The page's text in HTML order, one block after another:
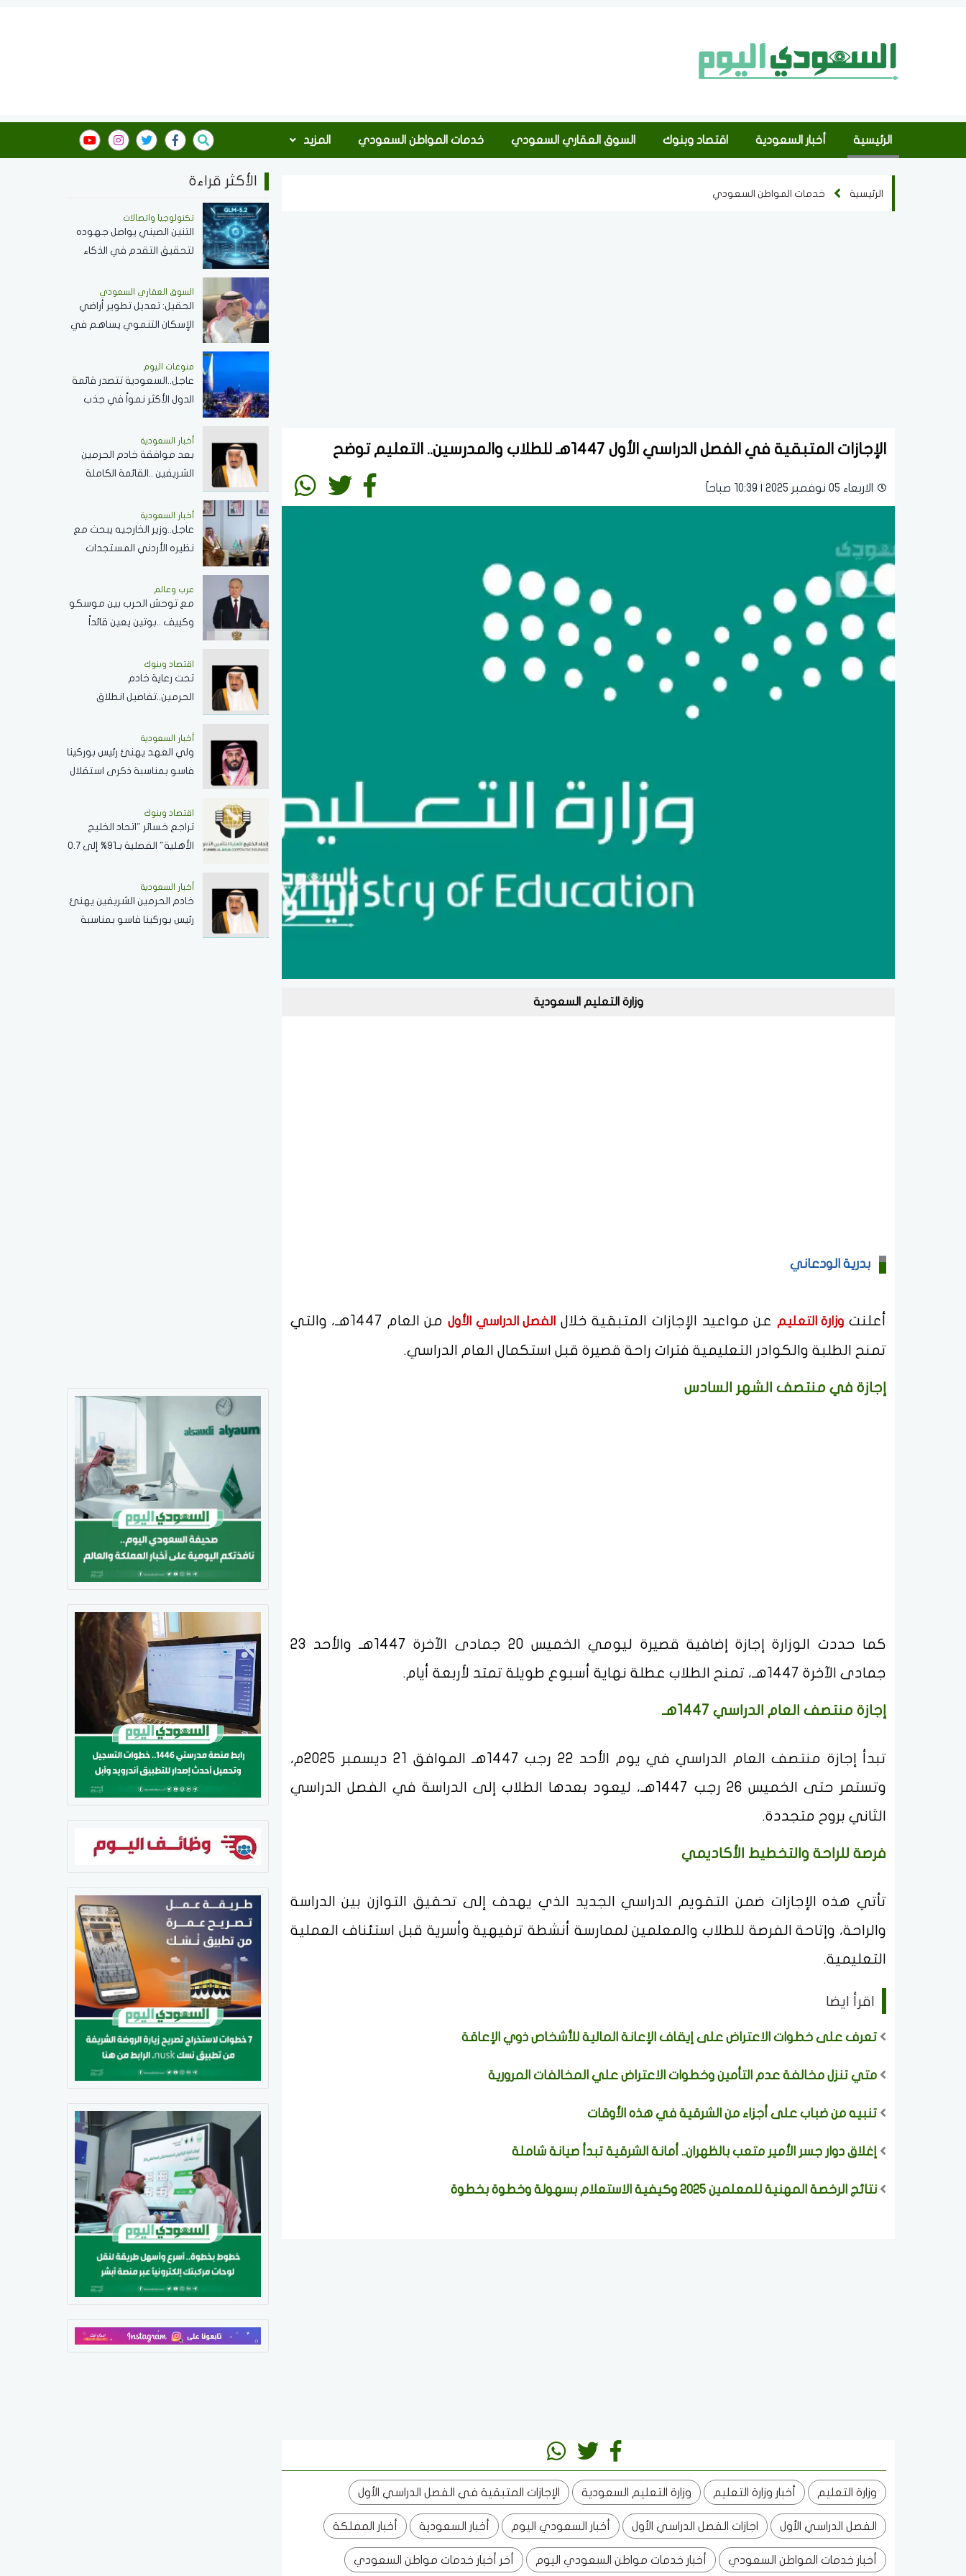
الرئيسية أخبار السعودية اقتصاد وبنوك السوق العقاري السعودي خدمات المواطن السعودي المزيد
الرئيسية خدمات المواطن السعودي
الإجازات المتبقية في الفصل الدراسي الأول 1447هـ للطلاب والمدرسين.. التعليم توضح
الاربعاء 05 نوفمبر 2025 | 10:39 صباحاً
وزارة التعليم السعودية
بدرية الودعاني
أعلنت وزارة التعليم عن مواعيد الإجازات المتبقية خلال الفصل الدراسي الأول
من العام 1447هـ، والتي
تمنح الطلبة والكوادر التعليمية فترات راحة قصيرة قبل استكمال العام الدراسي.
إجازة في منتصف الشهر السادس
كما حددت الوزارة إجازة إضافية قصيرة ليومي الخميس 20 جمادى الآخرة 1447هـ والأحد 23
جمادى الآخرة 1447هـ، تمنح الطلاب عطلة نهاية أسبوع طويلة تمتد لأربعة أيام.
إجازة منتصف العام الدراسي 1447هـ
تبدأ إجازة منتصف العام الدراسي في يوم الأحد 22 رجب 1447هـ الموافق 21 ديسمبر 2025م،
وتستمر حتى الخميس 26 رجب 1447هـ، ليعود بعدها الطلاب إلى الدراسة في الفصل الدراسي
الثاني بروح متجددة.
فرصة للراحة والتخطيط الأكاديمي
تأتي هذه الإجازات ضمن التقويم الدراسي الجديد الذي يهدف إلى تحقيق التوازن بين الدراسة
والراحة، وإتاحة الفرصة للطلاب والمعلمين لممارسة أنشطة ترفيهية وأسرية قبل استئناف العملية
التعليمية.
اقرأ ايضا
تعرف على خطوات الاعتراض على إيقاف الإعانة المالية للأشخاص ذوي الإعاقة
متي تنزل مخالفة عدم التأمين وخطوات الاعتراض علي المخالفات المرورية
تنبيه من ضباب على أجزاء من الشرقية في هذه الأوقات
إغلاق دوار جسر الأمير متعب بالظهران.. أمانة الشرقية تبدأ صيانة شاملة
نتائج الرخصة المهنية للمعلمين 2025 وكيفية الاستعلام بسهولة وخطوة بخطوة
وزارة التعليم أخبار وزارة التعليم وزارة التعليم السعودية الإجازات المتبقية في الفصل الدراسي الأول
الفصل الدراسي الأول اجازات الفصل الدراسي الأول أخبار السعودي اليوم أخبار السعودية أخبار المملكة
أخبار خدمات المواطن السعودي أخبار خدمات مواطن السعودي اليوم أخر أخبار خدمات مواطن السعودي
الأكثر قراءة
تكنولوجيا واتصالات
التنين الصيني يواصل جهوده
لتحقيق التقدم في الذكاء
ينافس بقوة مع نماذج
الشركات العالمية
السوق العقاري السعودي
الحقيل: تعديل تطوير أراضي
الإسكان التنموي يساهم في
وزيادة المعروض السكني
منوعات اليوم
عاجل..السعودية تتصدر قائمة
الدول الأكثر نمواً في جذب
أخبار السعودية
بعد موافقة خادم الحرمين
الشريفين ..القائمة الكاملة
عبدالعزيز من الدرجة الثالثة
أخبار السعودية
عاجل..وزير الخارجيه يبحث مع
نظيره الأردني المستجدات
في الضفة الغربية وغزة
عرب وعالم
مع توحش الحرب بين موسكو
وكييف ..بوتين يعين قائداً
اقتصاد وبنوك
تحت رعاية خادم
الحرمين..تفاصيل انطلاق
أخبار السعودية
ولي العهد يهنئ رئيس بوركينا
فاسو بمناسبة ذكرى استقلال
اقتصاد وبنوك
تراجع خسائر "اتحاد الخليج
الأهلية" الفصلية بـ91% إلى 0.7
أخبار السعودية
خادم الحرمين الشريفين يهنئ
رئيس بوركينا فاسو بمناسبة